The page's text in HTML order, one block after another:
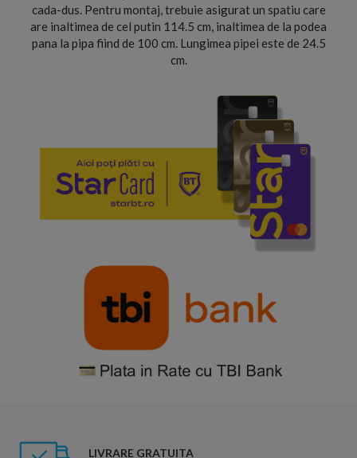
cada-dus. Pentru montaj, trebuie asigurat un spatiu care
are inaltimea de cel putin 114.5 cm, inaltimea de la podea
pana la pipa fiind de 100 cm. Lungimea pipei este de 24.5
cm.
LIVRARE GRATUITA